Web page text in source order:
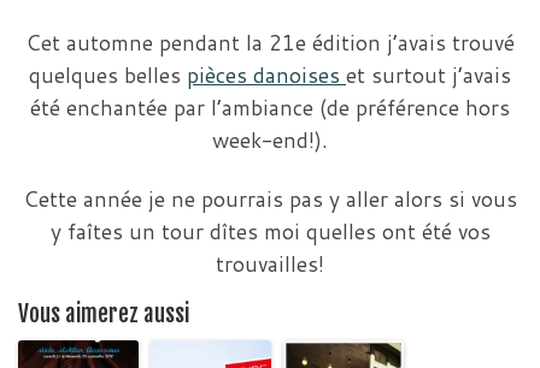
Cet automne pendant la 21e édition j’avais trouvé
quelques belles pièces danoises et surtout j’avais
été enchantée par l’ambiance (de préférence hors
week-end!).
Cette année je ne pourrais pas y aller alors si vous
y faîtes un tour dîtes moi quelles ont été vos
trouvailles!
Vous aimerez aussi